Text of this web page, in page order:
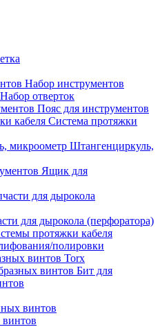
Набор инструментов
Набор отверток
Пояс для инструментов
Система протяжки
Штангенциркуль,
Ящик для
для дырокола (перфоратора)
протяжки кабеля
полировки
винтов Torx
Бит для
винтов